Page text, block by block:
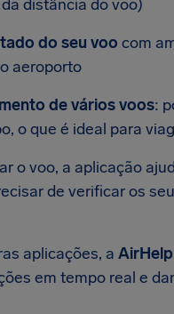
distância do voo)
do seu voo com
aeroporto
de vários voos:
o que é ideal para
o voo, a aplicação
de verificar os
aplicações, a
em tempo real e